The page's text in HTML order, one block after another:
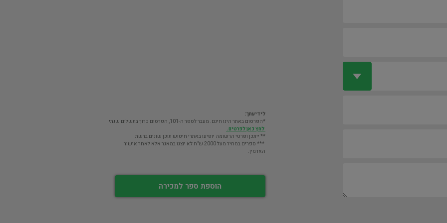
לידיעתך:
*הפרסום באתר הינו חינם. מעבר לספר ה-101, הפרסום כרוך בתשלום שנתי
לחץ כאן לפרטים.
** ייתכן ופרטי הרשומה יופיעו באתרי חיפוש תוכן שונים ברשת
*** ספרים במחיר מעל 2000 ש"ח לא יוצגו במאגר אלא לאחר אישור
האדמין.
הוספת ספר למכירה